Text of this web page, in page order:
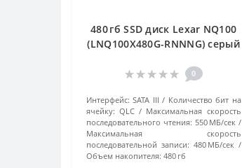
480 гб SSD диск Lexar NQ100
(LNQ100X480G-RNNNG) серый
0
Интерфейс: SATA III
Количество бит на
ячейку: QLC
Максимальная скорость
последовательного чтения: 550 МБ/сек
Максимальная скорость
последовательной записи: 480 МБ/сек
Объем накопителя: 480 гб